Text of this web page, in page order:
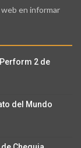
en informar
2 de
del Mundo